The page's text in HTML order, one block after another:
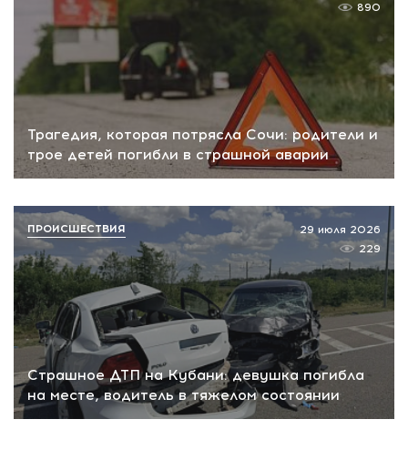
Трагедия, которая потрясла Сочи: родители и
трое детей погибли в страшной аварии
890
Страшное ДТП на Кубани: девушка погибла
на месте, водитель в тяжелом состоянии
29 июля 2026
229
ПРОИСШЕСТВИЯ